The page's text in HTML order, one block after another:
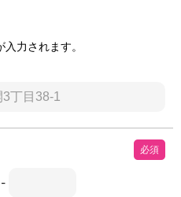
力されます。
必須
-